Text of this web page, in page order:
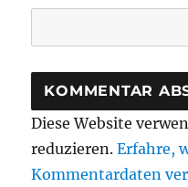
Diese Website
reduzieren.Erfahre,
Kommentardaten